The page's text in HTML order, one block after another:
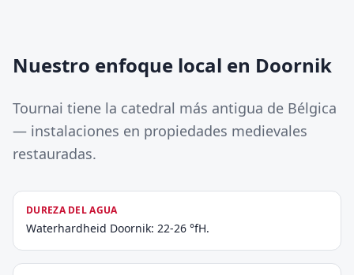
Nuestro enfoque local en Doornik
Tournai tiene la catedral más antigua de Bélgica
— instalaciones en propiedades medievales
restauradas.
DUREZA DEL AGUA
Waterhardheid Doornik: 22-26 °fH.